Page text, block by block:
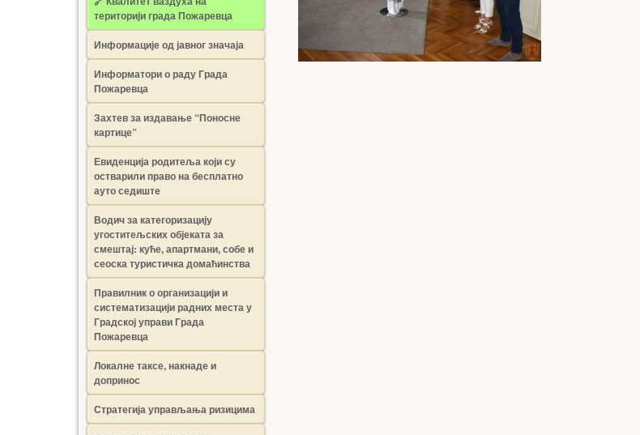
територији града Пожаревца
Информације од јавног значаја
Информатори о раду Града
Пожаревца
Захтев за издавање “Поносне
картице”
Евиденција родитеља који су
остварили право на бесплатно
ауто седиште
Водич за категоризацију
угоститељских објеката за
смештај: куће, апартмани, собе и
сеоска туристичка домаћинства
Правилник о организацији и
систематизацији радних места у
Градској управи Града
Пожаревца
Локалне таксе, накнаде и
допринос
Стратегија управљања ризицима